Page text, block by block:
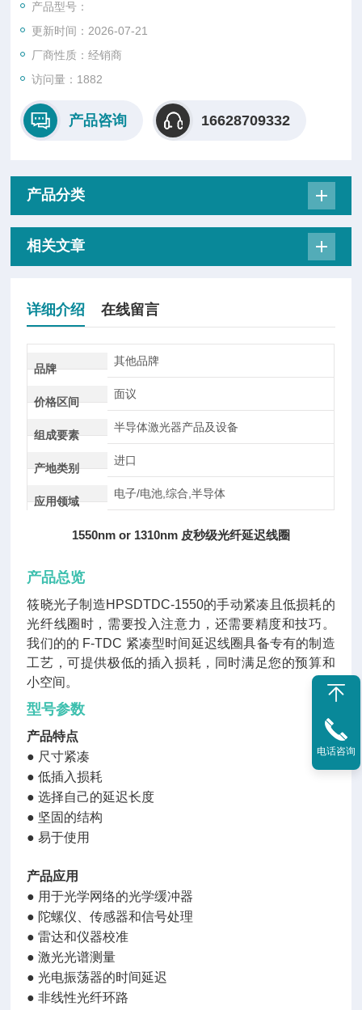
耗，同时满足您的预算和小空间。
产品型号：
更新时间：2026-07-21
厂商性质：经销商
访问量：1882
产品咨询 16628709332
产品分类
相关文章
详细介绍 在线留言
品牌
其他品牌
价格区间
面议
组成要素
半导体激光器产品及设备
产地类别
进口
应用领域
电子/电池,综合,半导体
1550nm or 1310nm 皮秒级光纤延迟线圈
产品总览
筱晓光子制造HPSDTDC-1550的手动紧凑且低损耗的
光纤线圈时，需要投入注意力，还需要精度和技巧。
我们的的 F-TDC 紧凑型时间延迟线圈具备专有的制造
工艺，可提供极低的插入损耗，同时满足您的预算和
小空间。
型号参数
产品特点
● 尺寸紧凑
●低插入损耗
●选择自己的延迟长度
● 坚固的结构
●易于使用
产品应用
● 用于光学网络的光学缓冲器
● 陀螺仪、传感器和信号处理
●雷达和仪器校准
●激光光谱测量
●光电振荡器的时间延迟
●非线性光纤环路
电话咨询